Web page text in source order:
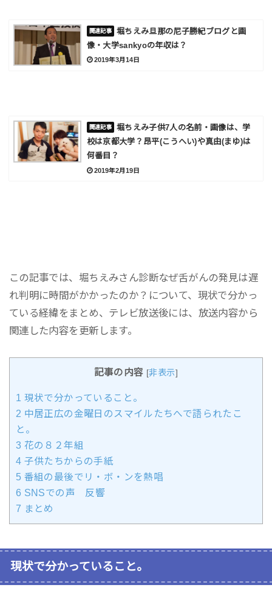
堀ちえみ旦那の尼子勝紀ブログと画
像・大学sankyoの年収は？
2019年3月14日
堀ちえみ子供7人の名前・画像は、学
校は京都大学？昂平(こうへい)や真由(まゆ)は
何番目？
2019年2月19日
この記事では、堀ちえみさん診断なぜ舌がんの発見は遅
れ判明に時間がかかったのか？について、現状で分かっ
ている経緯をまとめ、テレビ放送後には、放送内容から
関連した内容を更新します。
記事の内容 [非表示]
1 現状で分かっていること。
2 中居正広の金曜日のスマイルたちへで語られたこ
と。
3 花の８２年組
4 子供たちからの手紙
5 番組の最後でリ・ボ・ンを熱唱
6 SNSでの声 反響
7 まとめ
現状で分かっていること。